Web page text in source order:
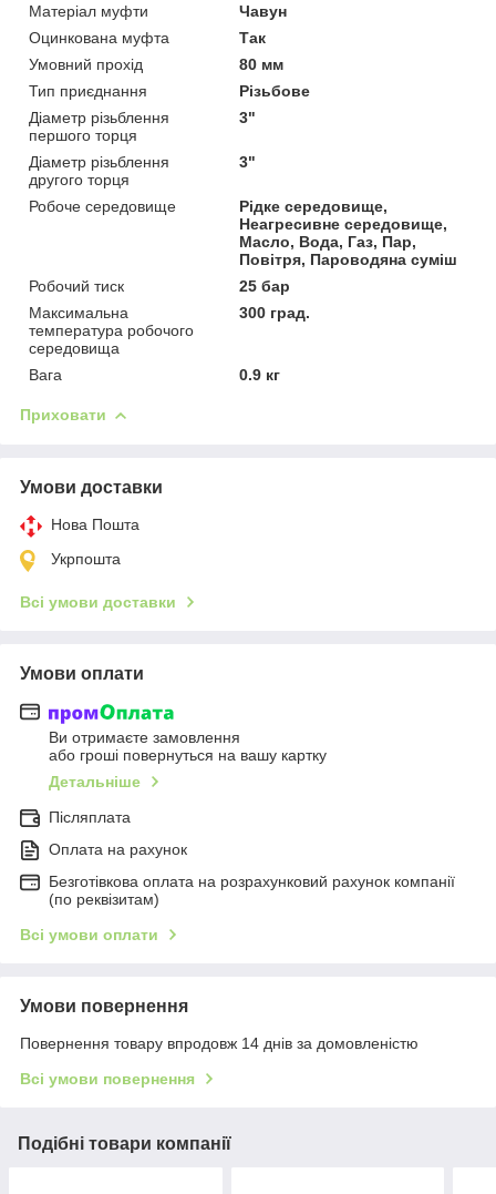
Матеріал муфти
Чавун
Оцинкована муфта
Так
Умовний прохід
80 мм
Тип приєднання
Різьбове
Діаметр різьблення
першого торця
3"
Діаметр різьблення
другого торця
3"
Робоче середовище
Рідке середовище,
Неагресивне середовище,
Масло, Вода, Газ, Пар,
Повітря, Пароводяна суміш
Робочий тиск
25 бар
Максимальна
температура робочого
середовища
300 град.
Вага 0.9 кг
Приховати
Умови доставки
Нова Пошта
Укрпошта
Всі умови доставки
Умови оплати
Ви отримаєте замовлення
або гроші повернуться на вашу картку
Детальніше
Післяплата
Оплата на рахунок
Безготівкова оплата на розрахунковий рахунок компанії
(по реквізитам)
Всі умови оплати
Умови повернення
Повернення товару впродовж 14 днів за домовленістю
Всі умови повернення
Подібні товари компанії